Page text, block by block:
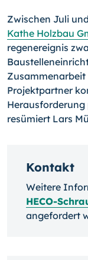
Zwischen Juli
Kathe Holzbau
regenereignis
Projektpartner
Herausforderung
resümiert Lars
Kontakt
Weitere
HECO-
angefordert